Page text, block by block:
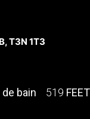
T3N 1T3
de bain 519